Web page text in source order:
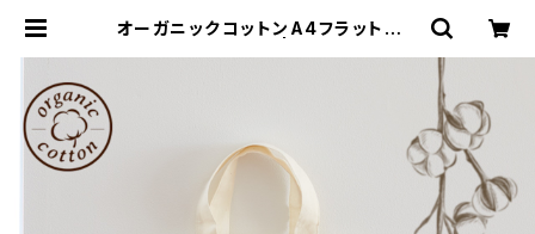
オーガニックコットンA4フラットバッ